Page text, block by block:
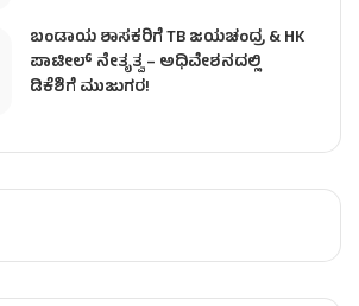
ಬಂಡಾಯ ಶಾಸಕರಿಗೆ TB ಜಯಚಂದ್ರ & HK
ಪಾಟೀಲ್ ನೇತೃತ್ವ – ಅಧಿವೇಶನದಲ್ಲಿ
ಡಿಕೆಶಿಗೆ ಮುಜುಗರ!